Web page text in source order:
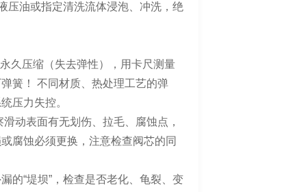
压油或指定清洗流体浸泡、冲洗，绝
久压缩（失去弹性），用卡尺测量
簧！ 不同材质、热处理工艺的弹
压力失控。
动表面有无划伤、拉毛、腐蚀点，
腐蚀必须更换，注意检查阀芯的同
的“堤坝”，检查是否老化、龟裂、变